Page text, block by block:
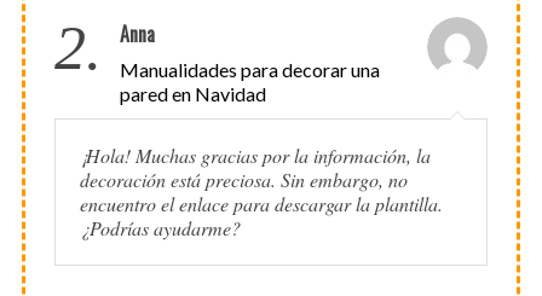
2. Anna
Manualidades para decorar una
pared en Navidad
¡Hola! Muchas gracias por la información, la
decoración está preciosa. Sin embargo, no
encuentro el enlace para descargar la plantilla.
¿Podrías ayudarme?